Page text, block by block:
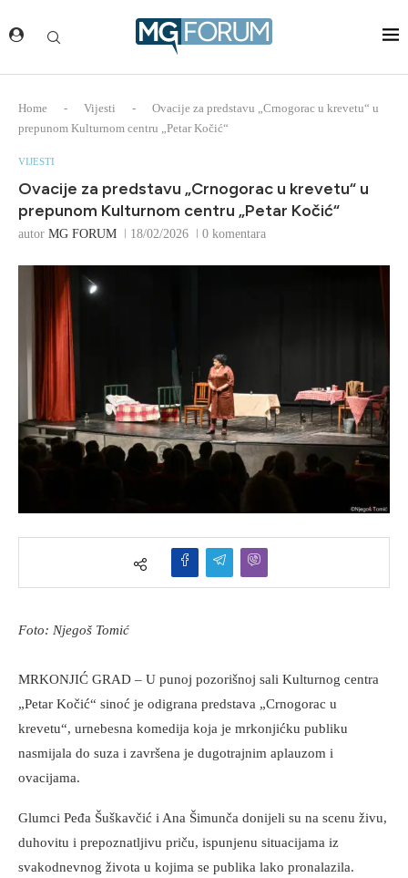
Home - Vijesti -
Ovacije za predstavu „Crnogorac u krevetu“ u
prepunom Kulturnom centru „Petar Kočić“
VIJESTI
Ovacije za predstavu „Crnogorac u krevetu“ u
prepunom Kulturnom centru „Petar Kočić“
autor MG FORUM 18/02/2026 0 komentara
Foto: Njegoš Tomić
MRKONJIĆ GRAD – U punoj pozorišnoj sali Kulturnog centra
„Petar Kočić“ sinoć je odigrana predstava „Crnogorac u
krevetu“, urnebesna komedija koja je mrkonjićku publiku
nasmijala do suza i završena je dugotrajnim aplauzom i
ovacijama.
Glumci Peđa Šuškavčić i Ana Šimunča donijeli su na scenu živu,
duhovitu i prepoznatljivu priču, ispunjenu situacijama iz
svakodnevnog života u kojima se publika lako pronalazila.